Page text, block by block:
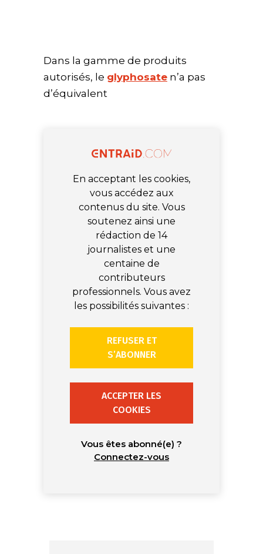
Dans la gamme de produits
autorisés, le glyphosate n’a pas
d’équivalent
En acceptant les cookies,
vous accédez aux
contenus du site. Vous
soutenez ainsi une
rédaction de 14
journalistes et une
centaine de
contributeurs
professionnels. Vous avez
les possibilités suivantes :
REFUSER ET
S’ABONNER
ACCEPTER LES
COOKIES
Vous êtes abonné(e) ?
Connectez-vous